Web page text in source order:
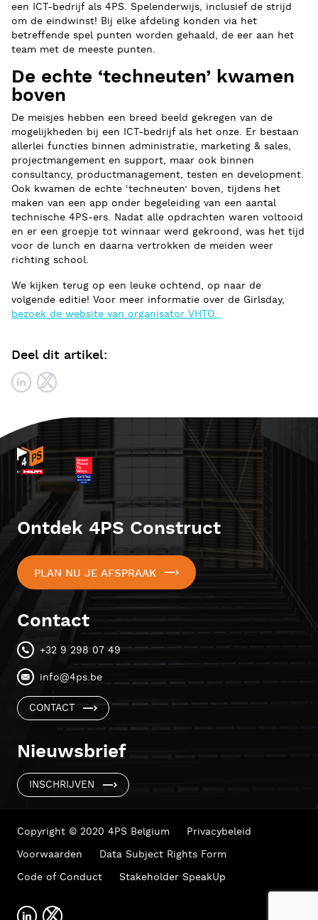
een ICT-bedrijf als 4PS. Spelenderwijs, inclusief de strijd
om de eindwinst! Bij elke afdeling konden via het
betreffende spel punten worden gehaald, de eer aan het
team met de meeste punten.
De echte ‘techneuten’ kwamen
boven
De meisjes hebben een breed beeld gekregen van de
mogelijkheden bij een ICT-bedrijf als het onze. Er bestaan
allerlei functies binnen administratie, marketing & sales,
projectmangement en support, maar ook binnen
consultancy, productmanagement, testen en development.
Ook kwamen de echte ‘techneuten’ boven, tijdens het
maken van een app onder begeleiding van een aantal
technische 4PS-ers. Nadat alle opdrachten waren voltooid
en er een groepje tot winnaar werd gekroond, was het tijd
voor de lunch en daarna vertrokken de meiden weer
richting school.
We kijken terug op een leuke ochtend, op naar de
volgende editie! Voor meer informatie over de Girlsday,
bezoek de website van organisator VHTO.
Deel dit artikel:
Ontdek 4PS Construct
PLAN NU JE AFSPRAAK
Contact
+32 9 298 07 49
info@4ps.be
CONTACT
Nieuwsbrief
INSCHRIJVEN
Copyright © 2020 4PS Belgium
Privacybeleid
Voorwaarden
Data Subject Rights Form
Code of Conduct
Stakeholder SpeakUp